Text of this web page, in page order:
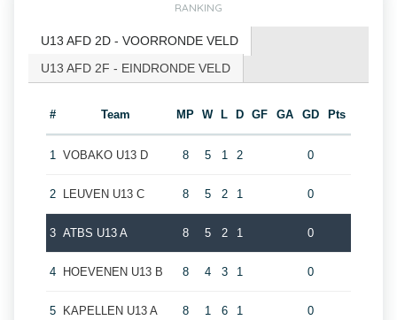
RANKING
U13 AFD 2D - VOORRONDE VELD
U13 AFD 2F - EINDRONDE VELD
# Team MP W L D GF GA GD Pts
1 VOBAKO U13 D 8 5 1 2 0
2 LEUVEN U13 C 8 5 2 1 0
3 ATBS U13 A 8 5 2 1 0
4 HOEVENEN U13 B 8 4 3 1 0
5 KAPELLEN U13 A 8 1 6 1 0